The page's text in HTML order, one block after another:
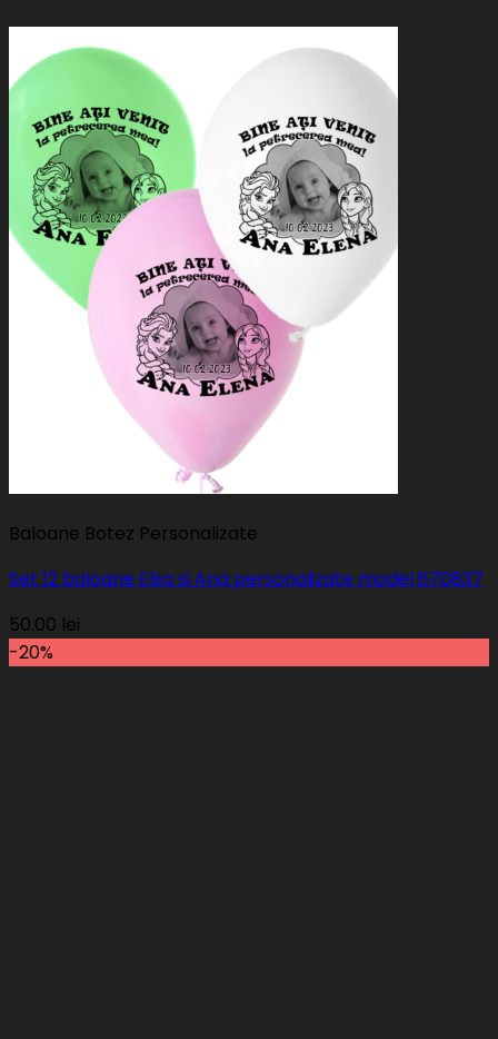
Baloane Botez Personalizate
Set 12 baloane Elsa si Ana personalizate model 670837
50.00 lei
-20%